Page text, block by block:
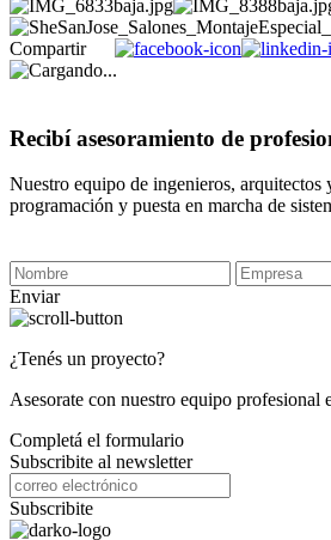
Compartir
Recibí asesoramiento de
Nuestro equipo de ingenieros,
programación y puesta en marcha de
Enviar
¿Tenés un proyecto?
Asesorate con nuestro equipo profesional
Completá el formulario
Subscribite al newsletter
Subscribite